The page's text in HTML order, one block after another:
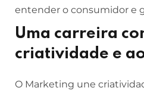
entender o consumidor e
Uma carreira
criatividade e
O Marketing une